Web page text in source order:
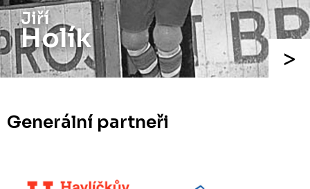
Jiří
Holík
Generální partneři